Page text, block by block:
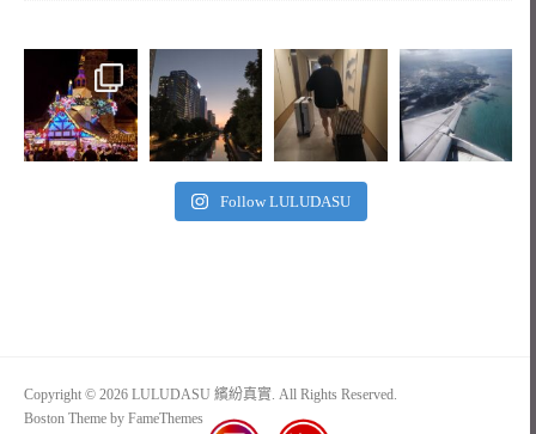
Follow LULUDASU
Copyright © 2026 LULUDASU 繽紛真實. All Rights Reserved.
Boston Theme by FameThemes